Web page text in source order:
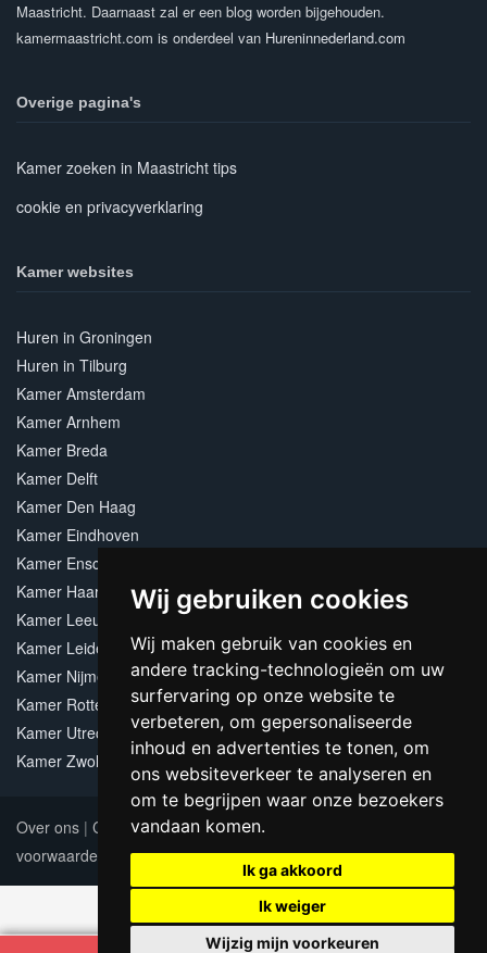
Wij gebruiken cookies
Wij maken gebruik van cookies en
andere tracking-technologieën om uw
surfervaring op onze website te
verbeteren, om gepersonaliseerde
inhoud en advertenties te tonen, om
ons websiteverkeer te analyseren en
om te begrijpen waar onze bezoekers
vandaan komen.
Ik ga akkoord
Ik weiger
Wijzig mijn voorkeuren
Maastricht. Daarnaast zal er een blog worden bijgehouden.
kamermaastricht.com is onderdeel van Hureninnederland.com
Overige pagina's
Kamer zoeken in Maastricht tips
cookie en privacyverklaring
Kamer websites
Huren in Groningen
Huren in Tilburg
Kamer Amsterdam
Kamer Arnhem
Kamer Breda
Kamer Delft
Kamer Den Haag
Kamer Eindhoven
Kamer Enschede
Kamer Haarlem
Kamer Leeuwarden
Kamer Leiden
Kamer Nijmegen
Kamer Rotterdam
Kamer Utrecht
Kamer Zwolle
Over ons | Contact|Adverteren|Sitemap
voorwaarden
Update cookies preferences